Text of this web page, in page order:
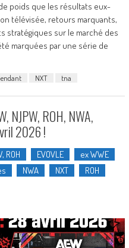
poids que les résultats eux-
télévisée, retours marquants,
stratégiques sur le marché des
marquées par une série de
NXT tna
NJPW, ROH, NWA,
2026 !
ROH EVOVLE
ex WWE
NWA NXT
ROH